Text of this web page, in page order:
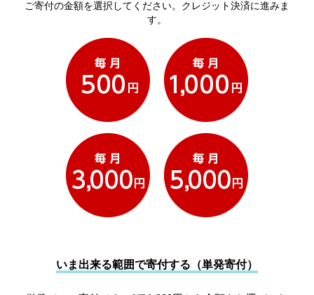
ご寄付の金額を選択してください。クレジット決済に進みま
す。
いま出来る範囲で寄付する（単発寄付）